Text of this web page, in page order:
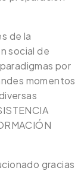
de la
social de
por
momentos
gracias